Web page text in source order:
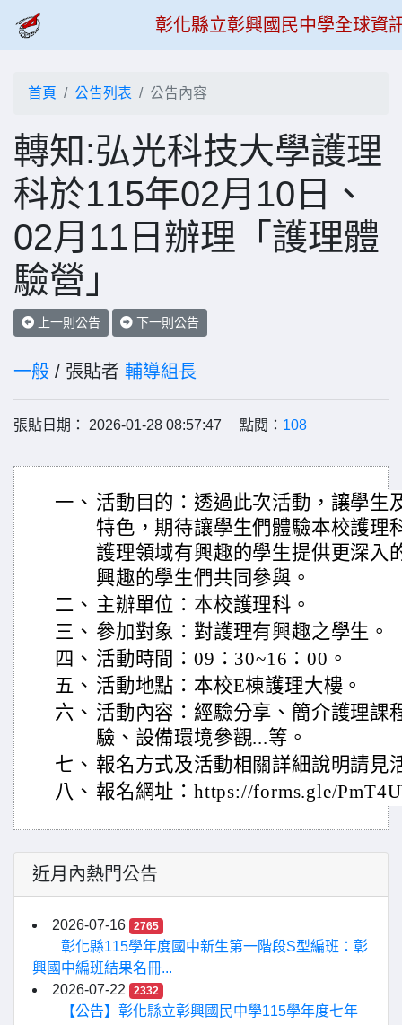
彰化縣立彰興國民中學全球資
首頁 公告列表 公告內容
轉知:弘光科技大學護理
科於115年02月10日、
02月11日辦理「護理體
驗營」
上一則公告 下一則公告
一般 / 張貼者 輔導組長
張貼日期： 2026-01-28 08:57:47 點閱： 108
一、 活動目的：透過此次活動，讓學生
特色，期待讓學生們體驗本校護理
護理領域有興趣的學生提供更深入
興趣的學生們共同參與。
二、 主辦單位：本校護理科。
三、 參加對象：對護理有興趣之學生。
四、 活動時間：09：30~16：00。
五、 活動地點：本校E棟護理大樓。
六、 活動內容：經驗分享、簡介護理課
驗、設備環境參觀...等。
七、 報名方式及活動相關詳細說明請見
八、 報名網址：https://forms.gle/
近月內熱門公告
2026-07-16 2765
彰化縣115學年度國中新生第一階段S型編班：彰
興國中編班結果名冊...
2026-07-22
2332
【公告】彰化縣立彰興國民中學115學年度七年